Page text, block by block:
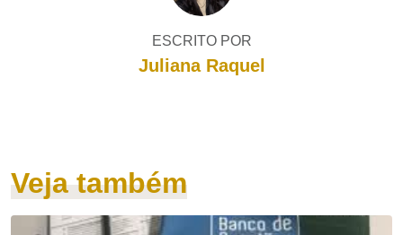
ESCRITO POR
Juliana Raquel
Veja também